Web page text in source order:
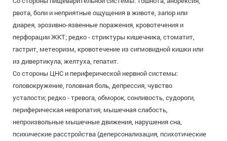
рвота, боли и неприятные ощущения в животе, запор или
диарея, эрозивно-язвенные поражения, кровотечения и
перфорации ЖКТ; редко - стриктуры кишечника, стоматит,
гастрит, метеоризм, кровотечение из сигмовидной кишки или
из дивертикула, желтуха, гепатит.
Со стороны ЦНС и периферической нервной системы:
головокружение, головная боль, депрессия, чувство
усталости; редко - тревога, обморок, сонливость, судороги,
периферическая невропатия, мышечная слабость,
непроизвольные мышечные движения, нарушения сна,
психические расстройства (деперсонализация, психотические